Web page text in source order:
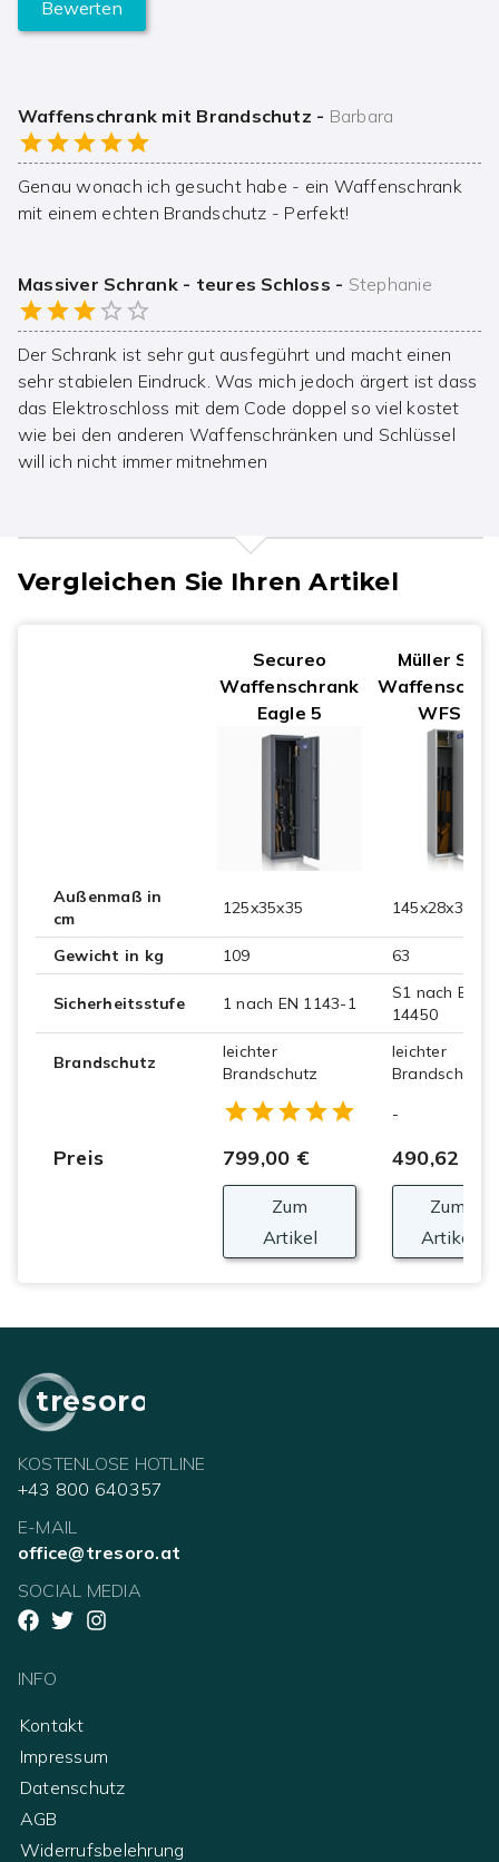
Bewerten
Waffenschrank mit Brandschutz - Barbara
Genau wonach ich gesucht habe - ein Waffenschrank
mit einem echten Brandschutz - Perfekt!
Massiver Schrank - teures Schloss - Stephanie
Der Schrank ist sehr gut ausfegührt und macht einen
sehr stabielen Eindruck. Was mich jedoch ärgert ist dass
das Elektroschloss mit dem Code doppel so viel kostet
wie bei den anderen Waffenschränken und Schlüssel
will ich nicht immer mitnehmen
Vergleichen Sie Ihren Artikel
Secureo
Waffenschrank
Eagle 5
Müller Safe
WFS 6
Außenmaß in
cm
125x35x35 145x28x32
Gewicht in kg 109 63
Sicherheitsstufe 1 nach EN 1143-1
S1 nach EN
14450
Brandschutz
leichter
Brandschutz
leichter
Brandschutz
1 Star
2 Stars
3 Stars
4 Stars5 Stars
Empty
-
Preis 799,00 € 490,62 €
Zum
Artikel
Zum
Artikel
tresoro
KOSTENLOSE HOTLINE
+43 800 640357
E-MAIL
office@tresoro.at
SOCIAL MEDIA
INFO
Kontakt
Impressum
Datenschutz
AGB
Widerrufsbelehrung